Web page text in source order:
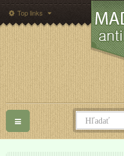
Top links
Toggle
navigation